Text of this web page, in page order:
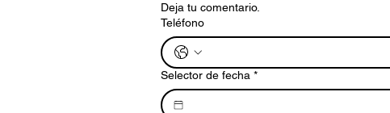
Deja tu comentario.
Teléfono
Selector de fecha *